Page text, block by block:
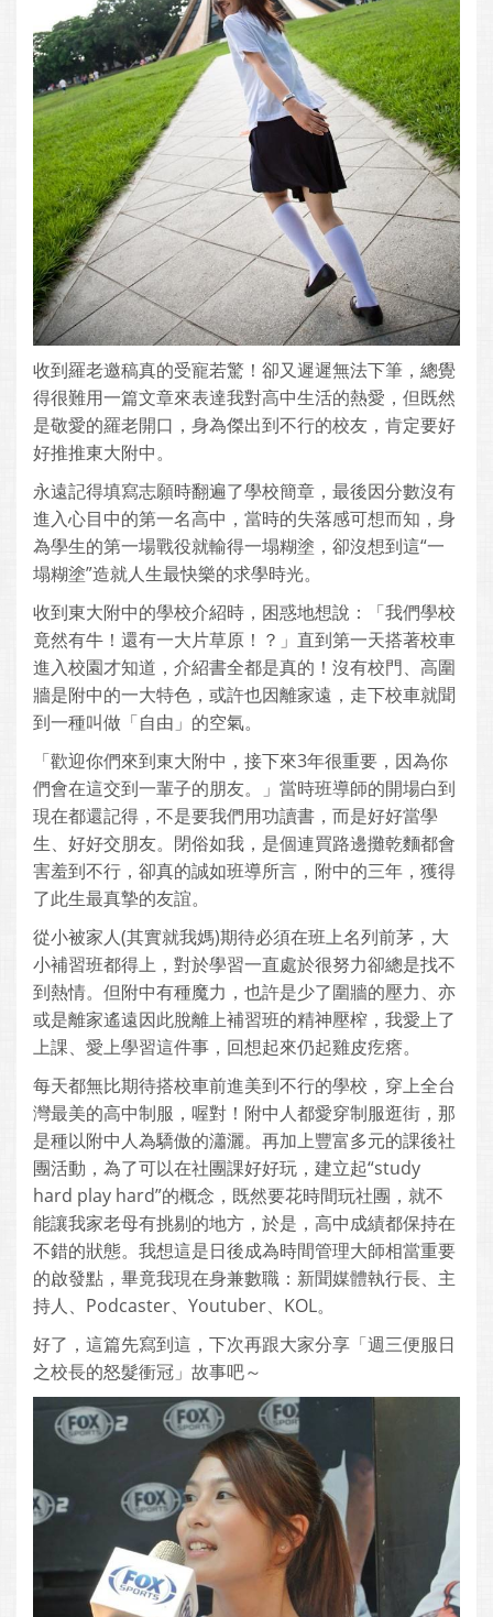
收到羅老邀稿真的受寵若驚！卻又遲遲無法下筆，總覺
得很難用一篇文章來表達我對高中生活的熱愛，但既然
是敬愛的羅老開口，身為傑出到不行的校友，肯定要好
好推推東大附中。
永遠記得填寫志願時翻遍了學校簡章，最後因分數沒有
進入心目中的第一名高中，當時的失落感可想而知，身
為學生的第一場戰役就輸得一塌糊塗，卻沒想到這“一
塌糊塗”造就人生最快樂的求學時光。
收到東大附中的學校介紹時，困惑地想說：「我們學校
竟然有牛！還有一大片草原！？」直到第一天搭著校車
進入校園才知道，介紹書全都是真的！沒有校門、高圍
牆是附中的一大特色，或許也因離家遠，走下校車就聞
到一種叫做「自由」的空氣。
「歡迎你們來到東大附中，接下來3年很重要，因為你
們會在這交到一輩子的朋友。」當時班導師的開場白到
現在都還記得，不是要我們用功讀書，而是好好當學
生、好好交朋友。閉俗如我，是個連買路邊攤乾麵都會
害羞到不行，卻真的誠如班導所言，附中的三年，獲得
了此生最真摯的友誼。
從小被家人(其實就我媽)期待必須在班上名列前茅，大
小補習班都得上，對於學習一直處於很努力卻總是找不
到熱情。但附中有種魔力，也許是少了圍牆的壓力、亦
或是離家遙遠因此脫離上補習班的精神壓榨，我愛上了
上課、愛上學習這件事，回想起來仍起雞皮疙瘩。
每天都無比期待搭校車前進美到不行的學校，穿上全台
灣最美的高中制服，喔對！附中人都愛穿制服逛街，那
是種以附中人為驕傲的瀟灑。再加上豐富多元的課後社
團活動，為了可以在社團課好好玩，建立起“study
hard play hard”的概念，既然要花時間玩社團，就不
能讓我家老母有挑剔的地方，於是，高中成績都保持在
不錯的狀態。我想這是日後成為時間管理大師相當重要
的啟發點，畢竟我現在身兼數職：新聞媒體執行長、主
持人、Podcaster、Youtuber、KOL。
好了，這篇先寫到這，下次再跟大家分享「週三便服日
之校長的怒髮衝冠」故事吧～